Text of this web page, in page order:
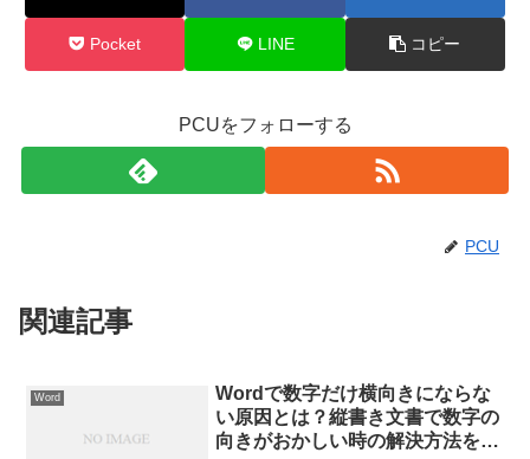
Pocket LINE コピー
PCUをフォローする
PCU
関連記事
Word
Wordで数字だけ横向きにならな
い原因とは？縦書き文書で数字の
向きがおかしい時の解決方法を徹